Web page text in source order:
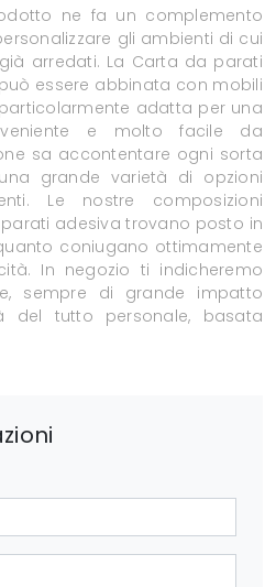
ne fa un complemento
gli ambienti di cui
arredati. La Carta da parati
essere abbinata con mobili
adatta per una
e molto facile da
sa accontentare ogni sorta
grande varietà di opzioni
Le nostre composizioni
adesiva trovano posto in
coniugano ottimamente
In negozio ti indicheremo
sempre di grande impatto
del tutto personale, basata